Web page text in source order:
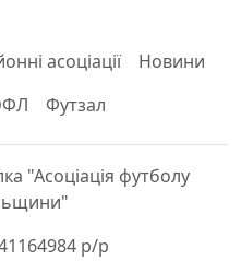
асоціації
Новини
Футзал
"Асоціація футболу
р/р